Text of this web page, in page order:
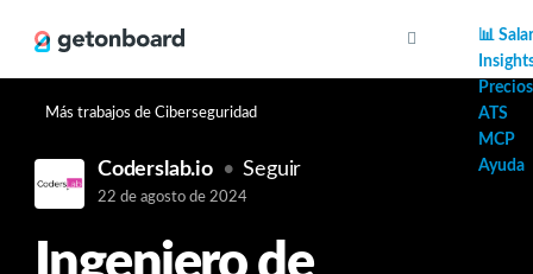
📊
Precios
ATS
MCP
Ayuda
Más trabajos de Ciberseguridad
Coderslab.io Seguir
22 de agosto de 2024